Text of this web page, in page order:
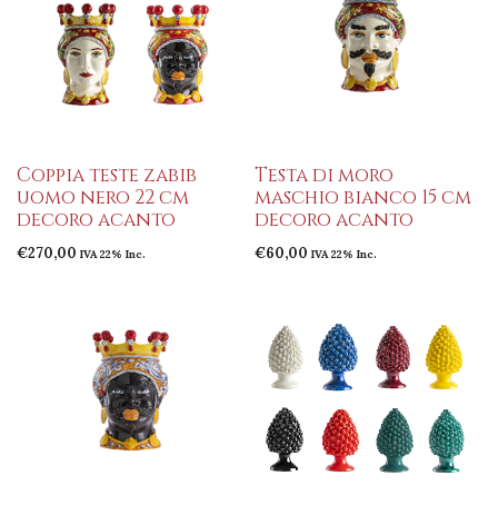
Coppia teste zabib
uomo nero 22 cm
decoro acanto
€270,00 IVA 22% Inc.
Testa di moro
maschio bianco 15 cm
decoro acanto
€60,00 IVA 22% Inc.